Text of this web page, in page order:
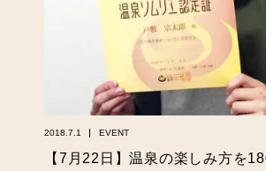
2018.7.1 EVENT
【7月22日】温泉の楽しみ方を